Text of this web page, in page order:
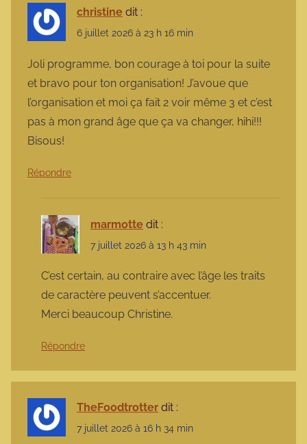
christine dit :
6 juillet 2026 à 23 h 16 min
Joli programme, bon courage à toi pour la suite
et bravo pour ton organisation! J’avoue que
l’organisation et moi ça fait 2 voir même 3 et c’est
pas à mon grand âge que ça va changer, hihi!!!
Bisous!
Répondre
marmotte dit :
7 juillet 2026 à 13 h 43 min
C’est certain, au contraire avec l’âge les traits
de caractère peuvent s’accentuer.
Merci beaucoup Christine.
Répondre
TheFoodtrotter dit :
7 juillet 2026 à 16 h 34 min